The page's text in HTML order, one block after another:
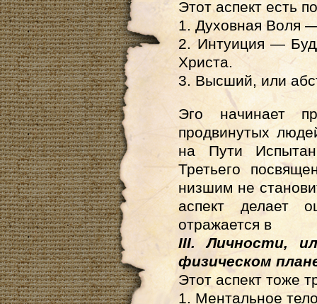
Этот аспект есть
1. Духовная Воля
2. Интуиция —
Христа.
3. Высший, или
Эго начинает
продвинутых
на Пути
Третьего
низшим не
аспект делает
отражается в
III. Личности,
физическом
Этот аспект тоже
1. Ментальное